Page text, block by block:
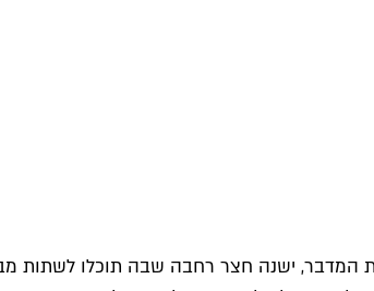
המדבר, ישנה חצר רחבה שבה תוכלו לשתות